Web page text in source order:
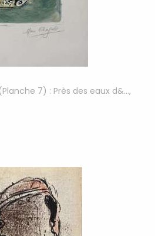
7) : Près des eaux d&...,